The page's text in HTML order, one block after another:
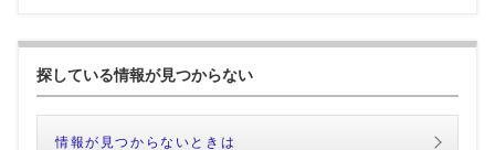
探している情報が見つからない
情報が見つからないときは